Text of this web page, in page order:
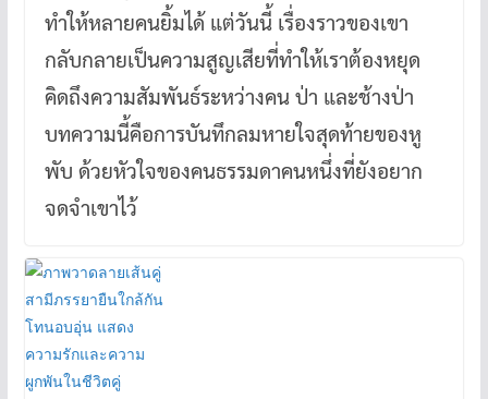
ทำให้หลายคนยิ้มได้ แต่วันนี้ เรื่องราวของเขา
กลับกลายเป็นความสูญเสียที่ทำให้เราต้องหยุด
คิดถึงความสัมพันธ์ระหว่างคน ป่า และช้างป่า
บทความนี้คือการบันทึกลมหายใจสุดท้ายของหู
พับ ด้วยหัวใจของคนธรรมดาคนหนึ่งที่ยังอยาก
จดจำเขาไว้